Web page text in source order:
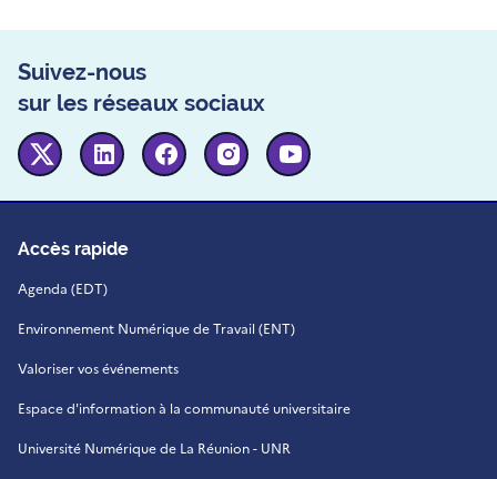
Suivez-nous
sur les réseaux sociaux
Twitter Linkedin FacebookInstagram
Accès rapide
Agenda (EDT)
Environnement Numérique de Travail (ENT)
Valoriser vos événements
Espace d'information à la communauté universitaire
Université Numérique de La Réunion - UNR